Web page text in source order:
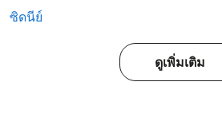
ซิดนีย์
ดูเพิ่มเติม